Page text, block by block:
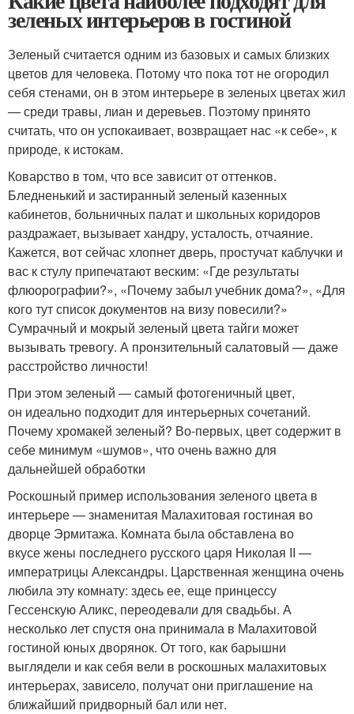
зеленых интерьеров в гостиной
Зеленый считается одним из базовых и самых близких
цветов для человека. Потому что пока тот не огородил
себя стенами, он в этом интерьере в зеленых цветах жил
— среди травы, лиан и деревьев. Поэтому принято
считать, что он успокаивает, возвращает нас «к себе», к
природе, к истокам.
Коварство в том, что все зависит от оттенков.
Бледненький и застиранный зеленый казенных
кабинетов, больничных палат и школьных коридоров
раздражает, вызывает хандру, усталость, отчаяние.
Кажется, вот сейчас хлопнет дверь, простучат каблучки и
вас к стулу припечатают веским: «Где результаты
флюорографии?», «Почему забыл учебник дома?», «Для
кого тут список документов на визу повесили?»
Сумрачный и мокрый зеленый цвета тайги может
вызывать тревогу. А пронзительный салатовый — даже
расстройство личности!
При этом зеленый — самый фотогеничный цвет,
он идеально подходит для интерьерных сочетаний.
Почему хромакей зеленый? Во-первых, цвет содержит в
себе минимум «шумов», что очень важно для
дальнейшей обработки
Роскошный пример использования зеленого цвета в
интерьере — знаменитая Малахитовая гостиная во
дворце Эрмитажа. Комната была обставлена во
вкусе жены последнего русского царя Николая II —
императрицы Александры. Царственная женщина очень
любила эту комнату: здесь ее, еще принцессу
Гессенскую Аликс, переодевали для свадьбы. А
несколько лет спустя она принимала в Малахитовой
гостиной юных дворянок. От того, как барышни
выглядели и как себя вели в роскошных малахитовых
интерьерах, зависело, получат они приглашение на
ближайший придворный бал или нет.